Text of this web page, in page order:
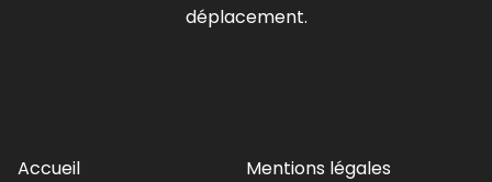
déplacement.
Accueil
Mentions légales